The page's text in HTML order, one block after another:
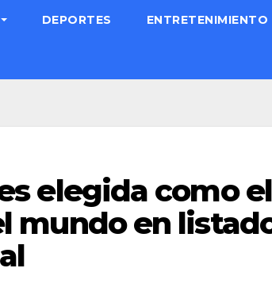
DEPORTES ENTRETENIMIENTO
elegida como
mundo en